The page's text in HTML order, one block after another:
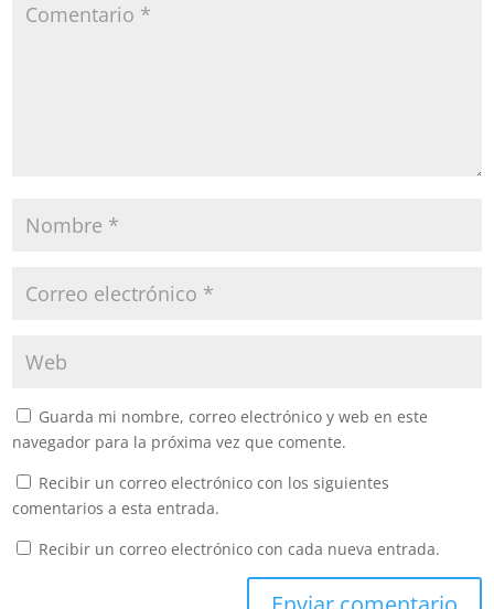
Guarda mi nombre, correo electrónico y web en este
navegador para la próxima vez que comente.
Recibir un correo electrónico con los siguientes
comentarios a esta entrada.
Recibir un correo electrónico con cada nueva entrada.